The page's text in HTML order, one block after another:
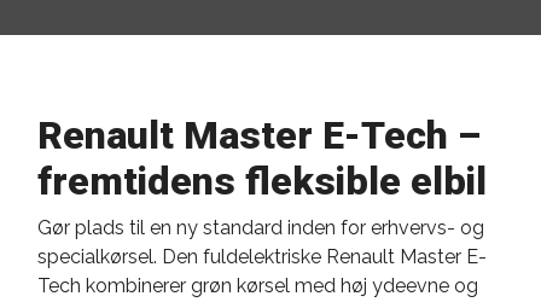
Renault Master E-Tech –
fremtidens fleksible elbil
Gør plads til en ny standard inden for erhvervs- og
specialkørsel. Den fuldelektriske Renault Master E-
Tech kombinerer grøn kørsel med høj ydeevne og